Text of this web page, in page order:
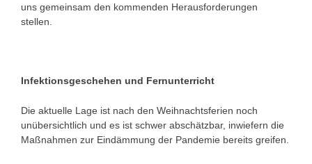
uns gemeinsam den kommenden Herausforderungen
stellen.
Infektionsgeschehen und Fernunterricht
Die aktuelle Lage ist nach den Weihnachtsferien noch
unübersichtlich und es ist schwer abschätzbar, inwiefern die
Maßnahmen zur Eindämmung der Pandemie bereits greifen.